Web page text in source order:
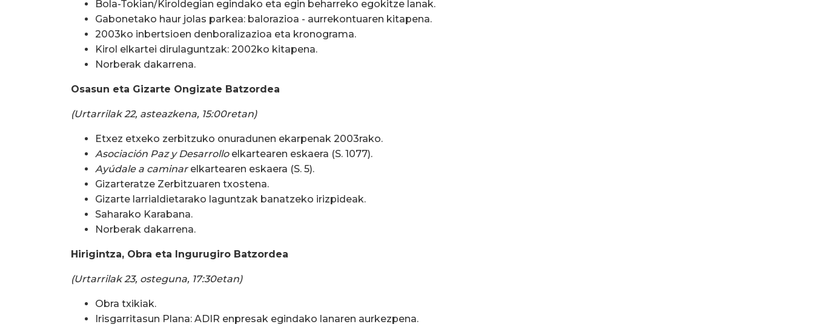
Bola-Tokian/Kiroldegian egindako eta egin beharreko egokitze lanak.
Gabonetako haur jolas parkea: balorazioa - aurrekontuaren kitapena.
2003ko inbertsioen denboralizazioa eta kronograma.
Kirol elkartei dirulaguntzak: 2002ko kitapena.
Norberak dakarrena.
Osasun eta Gizarte Ongizate Batzordea
(Urtarrilak 22, asteazkena, 15:00retan)
Etxez etxeko zerbitzuko onuradunen ekarpenak 2003rako.
Asociación Paz y Desarrolloelkartearen eskaera (S. 1077).
Ayúdale a caminarelkartearen eskaera (S. 5).
Gizarteratze Zerbitzuaren txostena.
Gizarte larrialdietarako laguntzak banatzeko irizpideak.
Saharako Karabana.
Norberak dakarrena.
Hirigintza, Obra eta Ingurugiro Batzordea
(Urtarrilak 23, osteguna, 17:30etan)
Obra txikiak.
Irisgarritasun Plana: ADIR enpresak egindako lanaren aurkezpena.